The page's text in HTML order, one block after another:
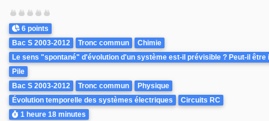
Points
6 points
Theme
Bac S 2003-2012 Tronc commun
Chimie
Le sens "spontané" d'évolution d'un système est-il prévisible ? Peut-il être
Pile
Bac S 2003-2012
Tronc commun
Physique
Évolution temporelle des systèmes électriques
Circuits RC
Durée
1 heure 18 minutes